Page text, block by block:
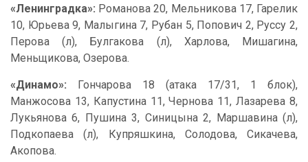
«Ленинградка»: Романова 20, Мельникова 17, Гарелик
10, Юрьева 9, Малыгина 7, Рубан 5, Попович 2, Руссу 2,
Перова (л), Булгакова (л), Харлова, Мишагина,
Меньщикова, Озерова.
«Динамо»: Гончарова 18 (атака 17/31, 1 блок),
Манжосова 13, Капустина 11, Чернова 11, Лазарева 8,
Лукьянова 6, Пушина 3, Синицына 2, Маршавина (л),
Подкопаева (л), Купряшкина, Солодова, Сикачева,
Акопова.